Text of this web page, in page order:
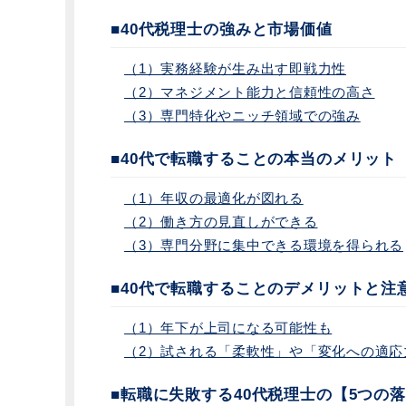
■40代税理士の強みと市場価値
（1）実務経験が生み出す即戦力性
（2）マネジメント能力と信頼性の高さ
（3）専門特化やニッチ領域での強み
■40代で転職することの本当のメリット
（1）年収の最適化が図れる
（2）働き方の見直しができる
（3）専門分野に集中できる環境を得られる
■40代で転職することのデメリットと注
（1）年下が上司になる可能性も
（2）試される「柔軟性」や「変化への適応
■転職に失敗する40代税理士の【5つの落